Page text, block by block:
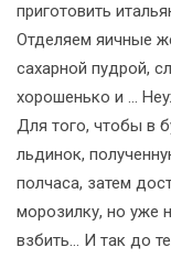
приготовить
Отделяем яичные
сахарной пудрой,
хорошенько и …
Для того, чтобы в
льдинок,
полчаса, затем
морозилку, но уже
взбить… И так до